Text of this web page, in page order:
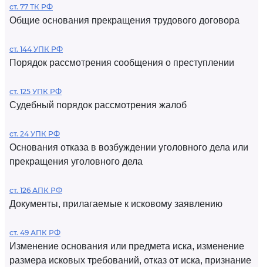
ст. 77 ТК РФ
Общие основания прекращения трудового договора
ст. 144 УПК РФ
Порядок рассмотрения сообщения о преступлении
ст. 125 УПК РФ
Судебный порядок рассмотрения жалоб
ст. 24 УПК РФ
Основания отказа в возбуждении уголовного дела или
прекращения уголовного дела
ст. 126 АПК РФ
Документы, прилагаемые к исковому заявлению
ст. 49 АПК РФ
Изменение основания или предмета иска, изменение
размера исковых требований, отказ от иска, признание